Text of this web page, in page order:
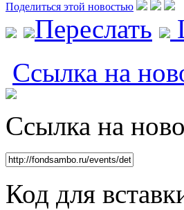
Поделиться этой новостью
Переслать
Ссылка на
Ссылка на
Код для